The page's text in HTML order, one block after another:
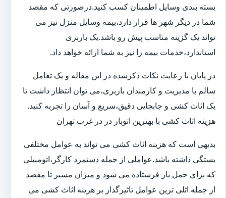
بسته بندی وسایل اطمینان کسب کنید.درصورتی که مقصد
شما در دیگر شهر ها قرار دارد،بیمه وسایل منزل نیز می
تواند یک گزینه مناسب پیش رو باشد.یک باربری
استاندارد،خدمات بیمه را نیز به شما ارائه خواهد داد.
در پایان با رعایت نکات ذکرشده در این مقاله و یک تعامل
سالم با مدیریت و کارمندان باربری،می توان انتظار داشت تا
یک اثاث کشی و جابجایی دقیق،سریع و آسان را تجربه کنید.
هزینه اثاث کشی با بهترین اتوبار در در غرب تهران
بدیهی است که هزینه اثاث کشی می تواند به عوامل مختلفی
بستگی داشته باشد.عواملی از جمله دستمزد کارگر،اتومبیلی
که برای حمل بار فرستاده می شود و میزان مسیر تا مقصد
از جمله اثلی ترین عوامل تاثیرگذار بر هزینه اثاث کشی می